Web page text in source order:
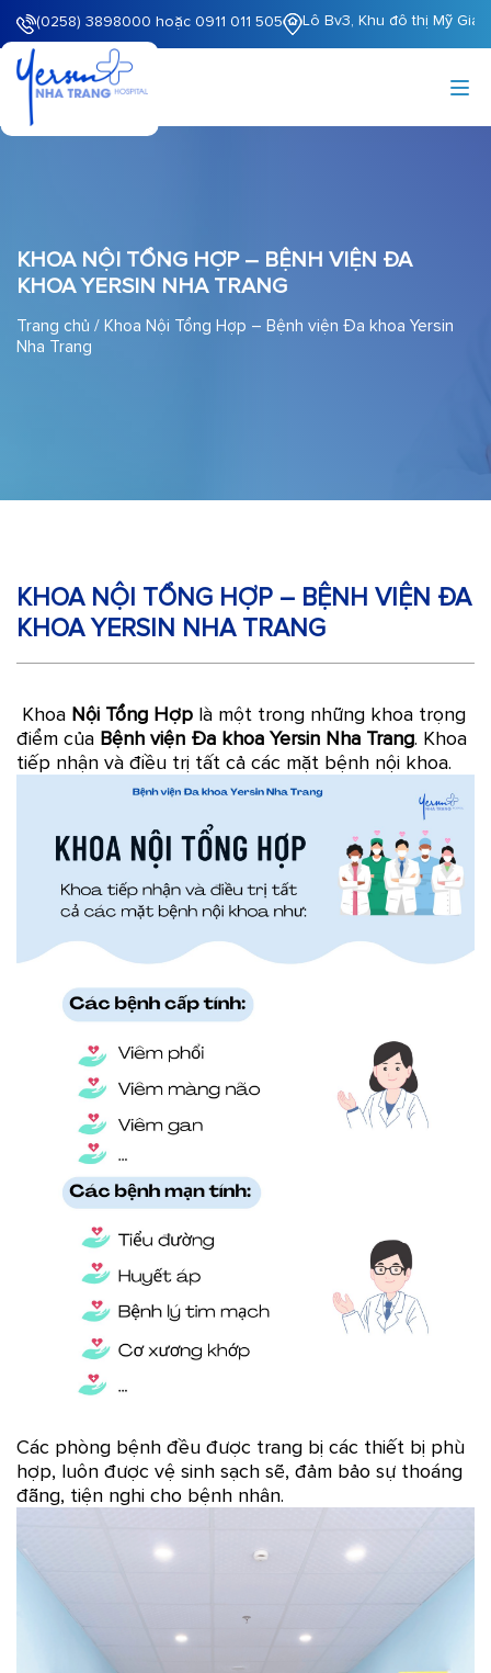
(0258) 3898000 hoặc 0911 011 505 Lô Bv3, Khu đô thị Mỹ
KHOA NỘI TỔNG HỢP – BỆNH VIỆN ĐA
KHOA YERSIN NHA TRANG
Trang chủ / Khoa Nội Tổng Hợp – Bệnh viện Đa khoa Yersin
Nha Trang
KHOA NỘI TỔNG HỢP – BỆNH VIỆN ĐA
KHOA YERSIN NHA TRANG
Khoa Nội Tổng Hợp là một trong những khoa trọng
điểm của Bệnh viện Đa khoa Yersin Nha Trang. Khoa
tiếp nhận và điều trị tất cả các mặt bệnh nội khoa.
Các phòng bệnh đều được trang bị các thiết bị phù
hợp, luôn được vệ sinh sạch sẽ, đảm bảo sự thoáng
đãng, tiện nghi cho bệnh nhân.